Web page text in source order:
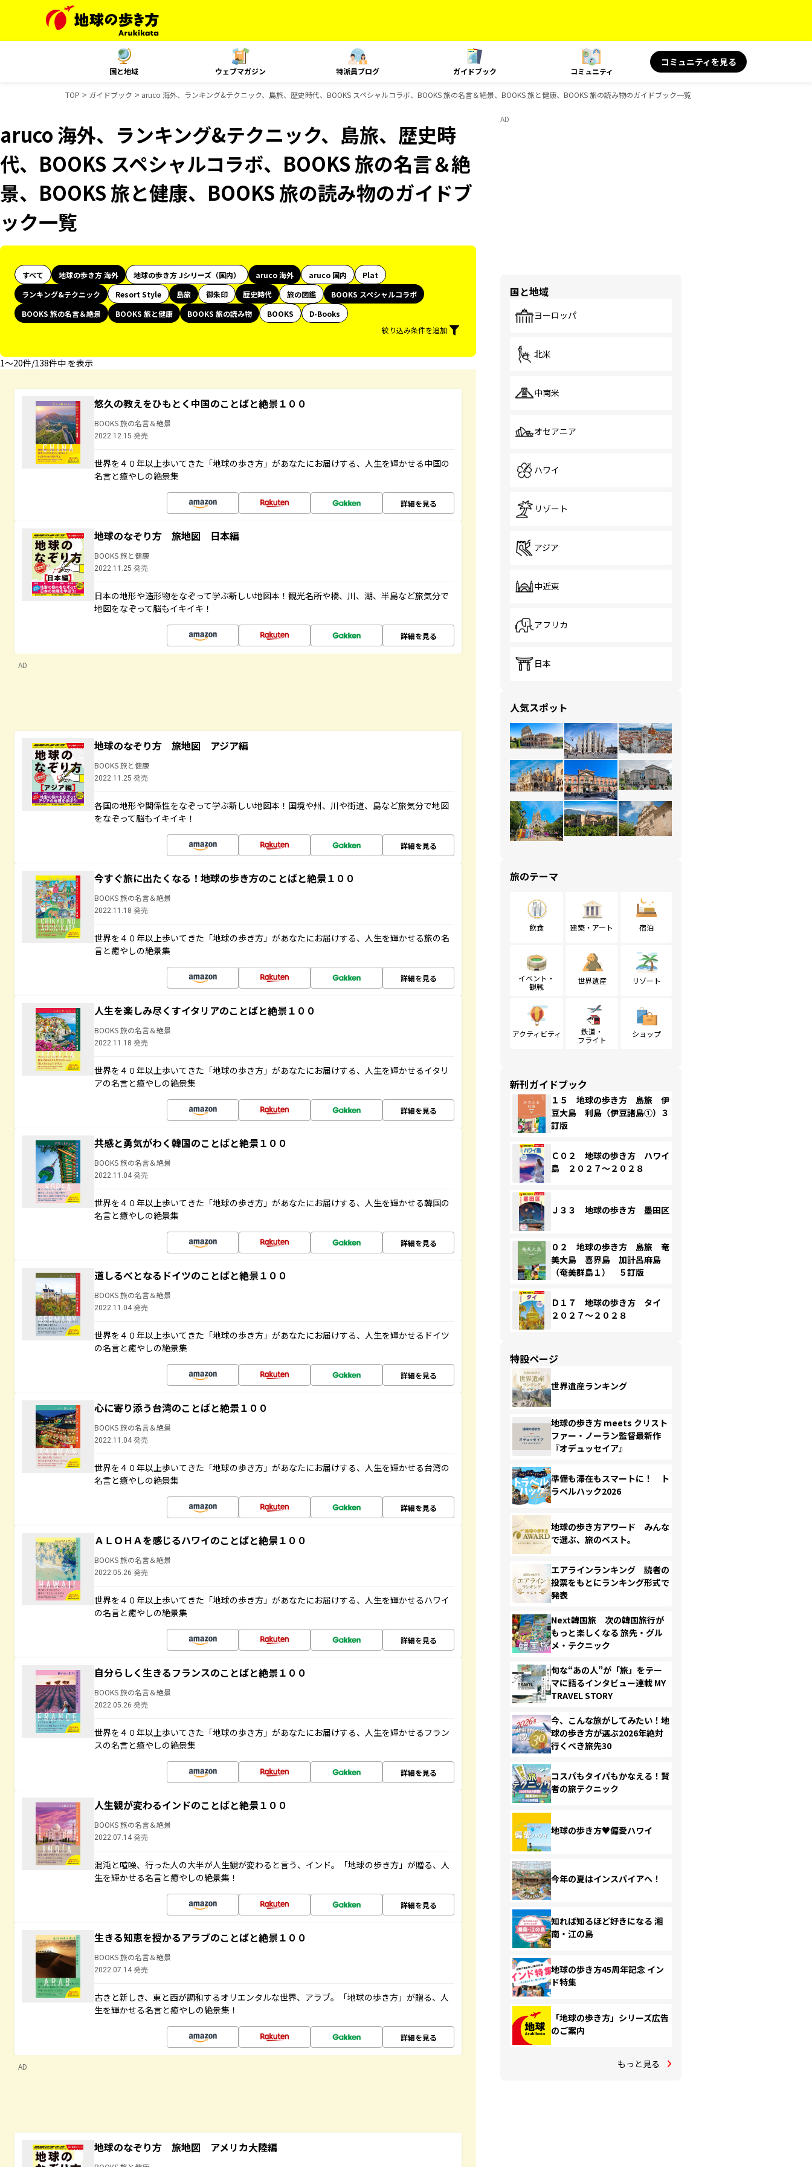
国と地域 ウェブマガジン 特派員ブログ ガイドブック コミュニティ
コミュニティを見る
TOP ガイドブック aruco 海外、ランキング&テクニック、島旅、歴史時代、BOOKS スペシャルコラボ、BOOKS 旅の名言＆絶景、BOOKS 旅と健康、BOOKS 旅の読み物のガイドブック一覧
aruco 海外、ランキング&テクニック、島旅、歴史時
代、BOOKS スペシャルコラボ、BOOKS 旅の名言＆絶
景、BOOKS 旅と健康、BOOKS 旅の読み物のガイドブ
ック一覧
すべて 地球の歩き方 海外 地球の歩き方 Jシリーズ（国内） aruco 海外 aruco 国内
Plat
ランキング&テクニック
Resort Style 島旅 御朱印 歴史時代 旅の図鑑
BOOKS スペシャルコラボ
BOOKS 旅の名言＆絶景
BOOKS 旅と健康 BOOKS 旅の読み物 BOOKS
D-Books
絞り込み条件を追加
1〜20件/138件中 を表示
悠久の教えをひもとく中国のことばと絶景１００
BOOKS 旅の名言＆絶景
2022.12.15 発売
世界を４０年以上歩いてきた「地球の歩き方」があなたにお届けする、人生を輝かせる中国の
名言と癒やしの絶景集
詳細を見る
地球のなぞり方 旅地図 日本編
BOOKS 旅と健康
2022.11.25 発売
日本の地形や造形物をなぞって学ぶ新しい地図本！観光名所や橋、川、湖、半島など旅気分で
地図をなぞって脳もイキイキ！
詳細を見る
AD
地球のなぞり方 旅地図 アジア編
BOOKS 旅と健康
2022.11.25 発売
各国の地形や関係性をなぞって学ぶ新しい地図本！国境や州、川や街道、島など旅気分で地図
をなぞって脳もイキイキ！
詳細を見る
今すぐ旅に出たくなる！地球の歩き方のことばと絶景１００
BOOKS 旅の名言＆絶景
2022.11.18 発売
世界を４０年以上歩いてきた「地球の歩き方」があなたにお届けする、人生を輝かせる旅の名
言と癒やしの絶景集
詳細を見る
人生を楽しみ尽くすイタリアのことばと絶景１００
BOOKS 旅の名言＆絶景
2022.11.18 発売
世界を４０年以上歩いてきた「地球の歩き方」があなたにお届けする、人生を輝かせるイタリ
アの名言と癒やしの絶景集
詳細を見る
共感と勇気がわく韓国のことばと絶景１００
BOOKS 旅の名言＆絶景
2022.11.04 発売
世界を４０年以上歩いてきた「地球の歩き方」があなたにお届けする、人生を輝かせる韓国の
名言と癒やしの絶景集
詳細を見る
道しるべとなるドイツのことばと絶景１００
BOOKS 旅の名言＆絶景
2022.11.04 発売
世界を４０年以上歩いてきた「地球の歩き方」があなたにお届けする、人生を輝かせるドイツ
の名言と癒やしの絶景集
詳細を見る
心に寄り添う台湾のことばと絶景１００
BOOKS 旅の名言＆絶景
2022.11.04 発売
世界を４０年以上歩いてきた「地球の歩き方」があなたにお届けする、人生を輝かせる台湾の
名言と癒やしの絶景集
詳細を見る
ＡＬＯＨＡを感じるハワイのことばと絶景１００
BOOKS 旅の名言＆絶景
2022.05.26 発売
世界を４０年以上歩いてきた「地球の歩き方」があなたにお届けする、人生を輝かせるハワイ
の名言と癒やしの絶景集
詳細を見る
自分らしく生きるフランスのことばと絶景１００
BOOKS 旅の名言＆絶景
2022.05.26 発売
世界を４０年以上歩いてきた「地球の歩き方」があなたにお届けする、人生を輝かせるフラン
スの名言と癒やしの絶景集
詳細を見る
人生観が変わるインドのことばと絶景１００
BOOKS 旅の名言＆絶景
2022.07.14 発売
混沌と喧噪、行った人の大半が人生観が変わると言う、インド。「地球の歩き方」が贈る、人
生を輝かせる名言と癒やしの絶景集！
詳細を見る
生きる知恵を授かるアラブのことばと絶景１００
BOOKS 旅の名言＆絶景
2022.07.14 発売
古きと新しき、東と西が調和するオリエンタルな世界、アラブ。「地球の歩き方」が贈る、人
生を輝かせる名言と癒やしの絶景集！
詳細を見る
AD
地球のなぞり方 旅地図 アメリカ大陸編
AD
国と地域
ヨーロッパ
北米
中南米
オセアニア
ハワイ
リゾート
アジア
中近東
アフリカ
日本
人気スポット
旅のテーマ
飲食 建築・アート 宿泊
イベント・
観戦
世界遺産 リゾート
アクティビティ
鉄道・
フライト
ショップ
新刊ガイドブック
１５ 地球の歩き方 島旅 伊
豆大島 利島（伊豆諸島①）３
訂版
Ｃ０２ 地球の歩き方 ハワイ
島 ２０２７～２０２８
Ｊ３３ 地球の歩き方 墨田区
０２ 地球の歩き方 島旅 奄
美大島 喜界島 加計呂麻島
（奄美群島１） ５訂版
Ｄ１７ 地球の歩き方 タイ
２０２７～２０２８
特設ページ
世界遺産ランキング
地球の歩き方 meets クリスト
ファー・ノーラン監督最新作
『オデュッセイア』
準備も滞在もスマートに！ ト
ラベルハック2026
地球の歩き方アワード みんな
で選ぶ、旅のベスト。
エアラインランキング 読者の
投票をもとにランキング形式で
発表
Next韓国旅 次の韓国旅行が
もっと楽しくなる 旅先・グル
メ・テクニック
旬な“あの人”が「旅」をテー
マに語るインタビュー連載 MY
TRAVEL STORY
今、こんな旅がしてみたい！地
球の歩き方が選ぶ2026年絶対
行くべき旅先30
コスパもタイパもかなえる！賢
者の旅テクニック
地球の歩き方♥偏愛ハワイ
今年の夏はインスパイアへ！
知れば知るほど好きになる 湘
南・江の島
地球の歩き方45周年記念 イン
ド特集
「地球の歩き方」シリーズ広告
のご案内
もっと見る